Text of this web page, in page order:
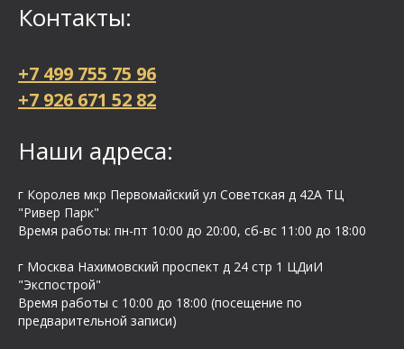
Контакты:
+7 499 755 75 96
+7 926 671 52 82
Наши адреса:
г Королев мкр Первомайский ул Cоветская д 42А ТЦ
"Ривер Парк"
Время работы: пн-пт 10:00 до 20:00, сб-вс 11:00 до 18:00
г Москва Нахимовский проспект д 24 стр 1 ЦДиИ
"Экспострой"
Время работы с 10:00 до 18:00 (посещение по
предварительной записи)